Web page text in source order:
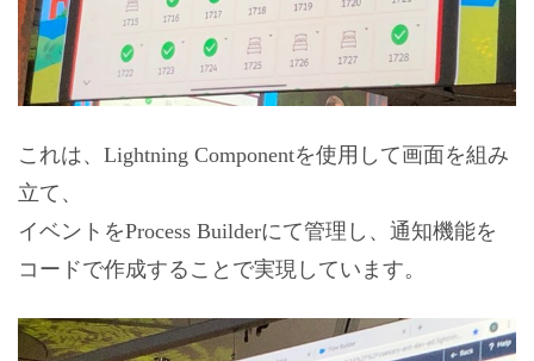
これは、Lightning Componentを使用して画面を組み
立て、
イベントをProcess Builderにて管理し、通知機能を
コードで作成することで実現しています。